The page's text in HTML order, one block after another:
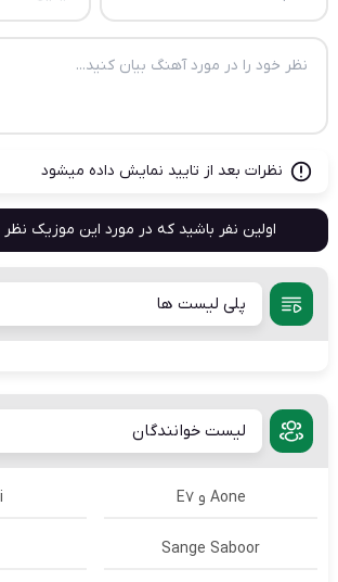
نظرات بعد از تایید نمایش داده میشود
اولین نفر باشید که در مورد این موزیک نظر
پلی لیست ها
لیست خوانندگان
Aone و E7
Sange Saboor